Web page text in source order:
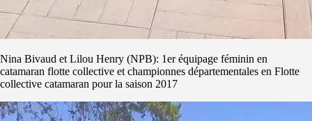
Nina Bivaud et Lilou Henry (NPB): 1er équipage féminin en
catamaran flotte collective et championnes départementales en Flotte
collective catamaran pour la saison 2017